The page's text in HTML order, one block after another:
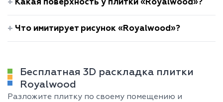
Что имитирует рисунок «Royalwood»?
Бесплатная 3D раскладка плитки
Royalwood
Разложите плитку по своему помещению и